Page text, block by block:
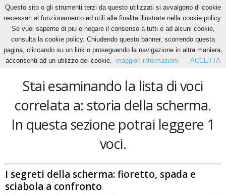
Home Tags Storia della scherma
storia della scherma
Stai esaminando la lista di voci
correlata a: storia della scherma.
In questa sezione potrai leggere 1
voci.
I segreti della scherma: fioretto, spada e
sciabola a confronto
Questo sito o gli strumenti terzi da questo utilizzati si avvalgono di cookie
necessari al funzionamento ed utili alle finalita illustrate nella cookie policy.
Se vuoi saperne di piu o negare il consenso a tutti o ad alcuni cookie,
consulta la cookie policy. Chiudendo questo banner, scorrendo questa
pagina, cliccando su un link o proseguendo la navigazione in altra maniera,
acconsenti ad un utilizzo dei cookie.
maggiori informazioni ACCETTA